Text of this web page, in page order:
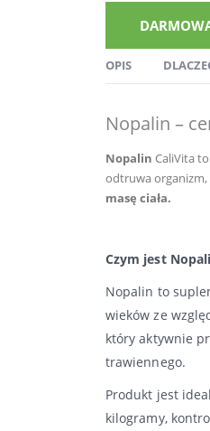
OPIS
Nopalin –
Nopalin CaliVita
odtruwa organizm,
masę ciała.
Czym jest
Nopalin to
wieków ze
który aktywnie
trawiennego.
Produkt jest
kilogramy,